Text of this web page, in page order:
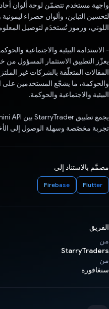
واجهة مستخدم تتضمّن لوحة ألوان
لتحسين التباين، وألوان خضراء
اللوني، ورموز تُستخدَم لتوصيل
- الاستدامة البيئية والاجتماعية
يعزّز التطبيق الاستثمار المسؤول من
المقالات المتعلّقة بالشركات غير
والحوكمة، ما يشجّع المستخدمين على
البيئية والاجتماعية والحوكمة.
تجربة مخصّصة وسهلة الوصول إلى
مصمَّم بالاستناد إلى
Flutter
Firebase
الفريق
من
StarryTraders
من
سنغافورة